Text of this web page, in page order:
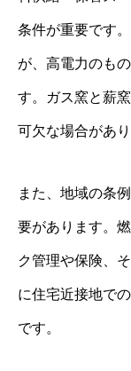
条件が重要です
が、高電力のも
す。ガス窯と薪
可欠な場合があり
また、地域の条
要があります。
ク管理や保険、
に住宅近接地で
です。